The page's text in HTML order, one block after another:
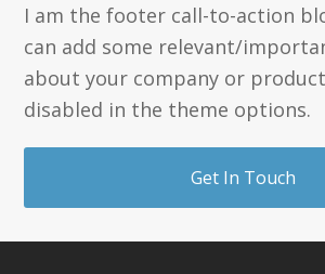
I am the footer call-to-action
can add some relevant/
about your company or
disabled in the theme options.
Get In Touch